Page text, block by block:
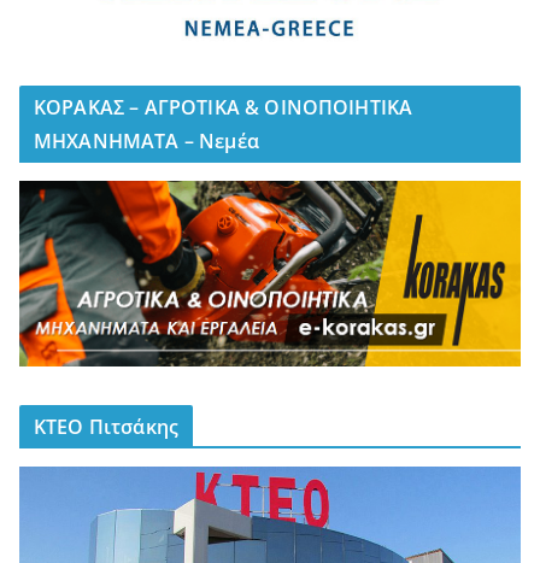
ΚΟΡΑΚΑΣ – ΑΓΡΟΤΙΚΑ & ΟΙΝΟΠΟΙΗΤΙΚΑ
ΜΗΧΑΝΗΜΑΤΑ – Νεμέα
ΚΤΕΟ Πιτσάκης